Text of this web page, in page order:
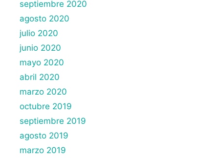
septiembre 2020
agosto 2020
julio 2020
junio 2020
mayo 2020
abril 2020
marzo 2020
octubre 2019
septiembre 2019
agosto 2019
marzo 2019